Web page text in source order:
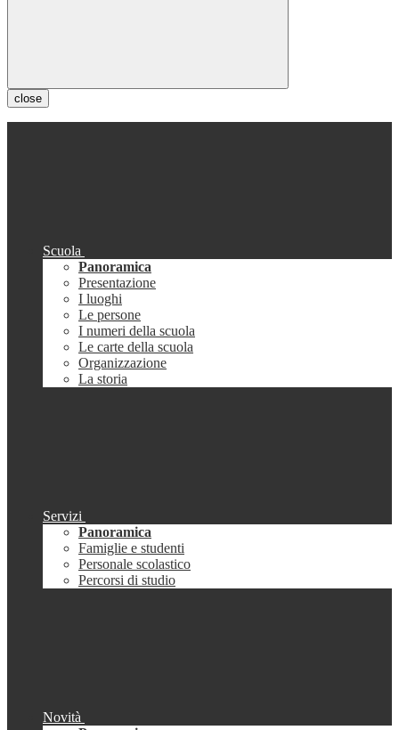
close
Scuola
Panoramica
Presentazione
I luoghi
Le persone
I numeri della scuola
Le carte della scuola
Organizzazione
La storia
Servizi
Panoramica
Famiglie e studenti
Personale scolastico
Percorsi di studio
Novità